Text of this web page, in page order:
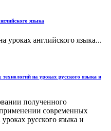
языка
уроках английского языка...
на уроках русского языка и
полученного
современных
русского языка и